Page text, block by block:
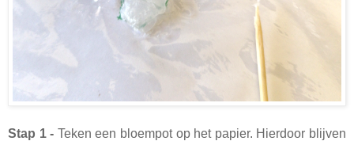
Stap 1 - Teken een bloempot op het papier. Hierdoor blijven